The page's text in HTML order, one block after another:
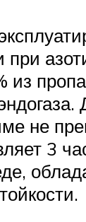
при
не
3